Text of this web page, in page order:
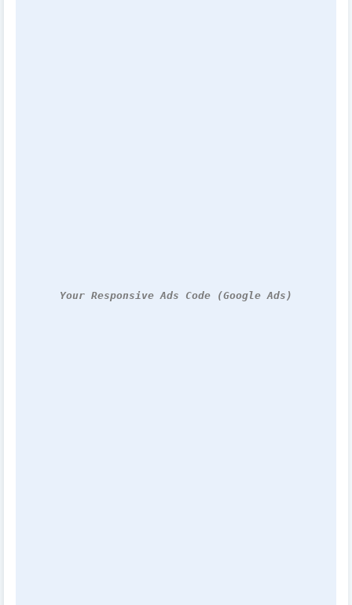
Your Responsive Ads Code (Google Ads)